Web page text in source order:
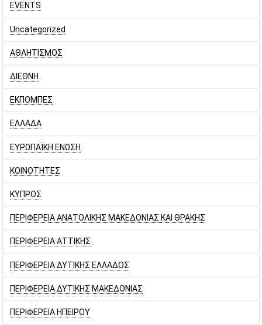
EVENTS
Uncategorized
ΑΘΛΗΤΙΣΜΟΣ
ΔΙΕΘΝΗ
ΕΚΠΟΜΠΕΣ
ΕΛΛΑΔΑ
ΕΥΡΩΠΑΪΚΗ ΕΝΩΣΗ
ΚΟΙΝΟΤΗΤΕΣ
ΚΥΠΡΟΣ
ΠΕΡΙΦΕΡΕΙΑ ΑΝΑΤΟΛΙΚΗΣ ΜΑΚΕΔΟΝΙΑΣ ΚΑΙ ΘΡΑΚΗΣ
ΠΕΡΙΦΕΡΕΙΑ ΑΤΤΙΚΗΣ
ΠΕΡΙΦΕΡΕΙΑ ΔΥΤΙΚΗΣ ΕΛΛΑΔΟΣ
ΠΕΡΙΦΕΡΕΙΑ ΔΥΤΙΚΗΣ ΜΑΚΕΔΟΝΙΑΣ
ΠΕΡΙΦΕΡΕΙΑ ΗΠΕΙΡΟΥ